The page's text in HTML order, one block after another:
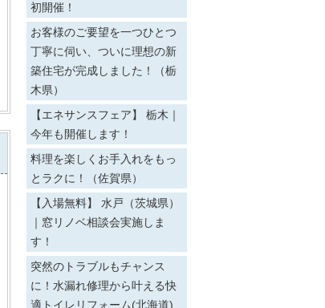
初開催！
お客様のご要望を一つひとつ
丁寧に伺い、ついに理想の新
築住宅が完成しました！（栃
木県）
【エネサンスフェア】 栃木｜
今年も開催します！
料理を楽しくお手入れをもっ
とラクに！（佐賀県）
【入場無料】 水戸（茨城県）
｜窓リノベ相談会実施しま
す！
突然のトラブルもチャンス
に！水漏れ修理から叶える快
適トイレリフォーム(北海道)